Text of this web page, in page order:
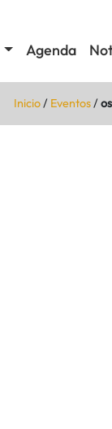
Agenda
Inicio/ Eventos/